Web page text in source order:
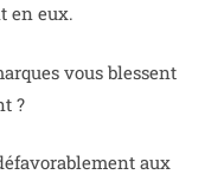
en eux.
vous blessent
?
aux